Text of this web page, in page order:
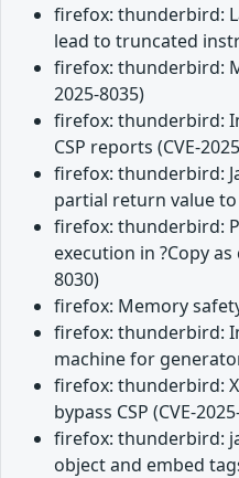
firefox: thunderbird:
lead to truncated
firefox: thunderbird:
2025-8035)
firefox: thunderbird:
CSP reports (CVE-
firefox: thunderbird:
partial return value to
firefox: thunderbird:
execution in ?Copy as
8030)
firefox: Memory
firefox: thunderbird:
machine for
firefox: thunderbird:
bypass CSP (CVE-
firefox: thunderbird:
object and embed